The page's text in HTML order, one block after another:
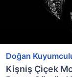
Doğan
Kişniş Çiçek